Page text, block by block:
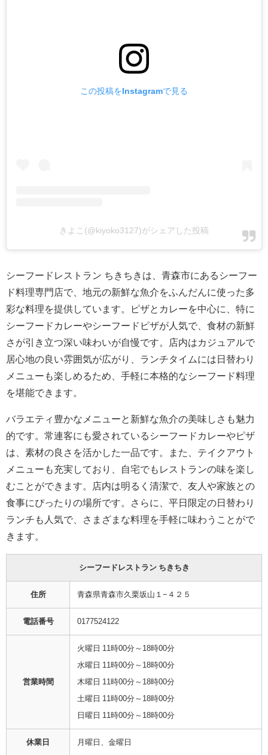
この投稿をInstagramで見る
きよこ(@kiyoko3127)がシェアした投稿
シーフードレストラン ちきちきは、青森市にあるシーフー
ド料理専門店で、地元の新鮮な魚介をふんだんに使った多
彩な料理を提供しています。ピザとカレーを中心に、特に
シーフードカレーやシーフードピザが人気で、食材の新鮮
さが引き立つ深い味わいが自慢です。店内はカジュアルで
居心地の良い雰囲気が広がり、ランチタイムには日替わり
メニューも楽しめるため、手軽に本格的なシーフード料理
を堪能できます。
バラエティ豊かなメニューと新鮮な魚介の美味しさも魅力
的です。常連客にも愛されているシーフードカレーやピザ
は、素材の良さを活かした一品です。また、テイクアウト
メニューも充実しており、自宅でもレストランの味を楽し
むことができます。店内は明るく清潔で、友人や家族との
食事にぴったりの場所です。さらに、平日限定の日替わり
ランチも人気で、さまざまな料理を手軽に味わうことがで
きます。
シーフードレストラン ちきちき
住所 青森県青森市久栗坂山１−４２５
電話番号 0177524122
営業時間
火曜日 11時00分～18時00分
水曜日 11時00分～18時00分
木曜日 11時00分～18時00分
土曜日 11時00分～18時00分
日曜日 11時00分～18時00分
休業日 月曜日、金曜日